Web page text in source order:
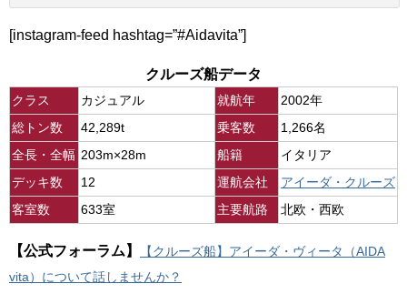
[instagram-feed hashtag=”#Aidavita”]
クルーズ船データ
クラス カジュアル 就航年
2002年
総トン数
42,289t 乗客数
1,266名
全長・全幅 203m×28m 船籍
イタリア
デッキ数
12 運航会社
アイーダ・クルーズ
客室数
633室 主要航路 北欧・西欧
【公式フォーラム】
【クルーズ船】アイーダ・ヴィータ（AIDA
vita）について話しませんか？